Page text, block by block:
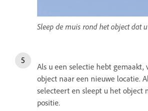
Sleep de muis rond het object dat
Als u een selectie hebt gemaakt,
object naar een nieuwe locatie.
selecteert en sleept u het object
positie.